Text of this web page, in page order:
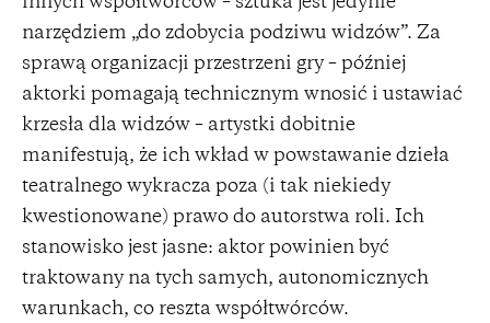
narzędziem „do zdobycia podziwu widzów”. Za
sprawą organizacji przestrzeni gry – później
aktorki pomagają technicznym wnosić i ustawiać
krzesła dla widzów – artystki dobitnie
manifestują, że ich wkład w powstawanie dzieła
teatralnego wykracza poza (i tak niekiedy
kwestionowane) prawo do autorstwa roli. Ich
stanowisko jest jasne: aktor powinien być
traktowany na tych samych, autonomicznych
warunkach, co reszta współtwórców.